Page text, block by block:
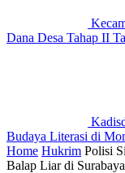
Dana Desa Tahap II
Budaya Literasi di
Home Hukrim Polisi
Balap Liar di Surabaya